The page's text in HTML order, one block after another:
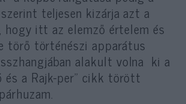
teljesen kizárja azt a
itt az elemző értelem és
törő történészi apparátus
alakult volna ki a
és a Rajk-per” cikk törött